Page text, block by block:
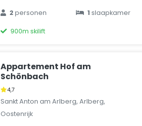
2personen 1slaapkamer
900m skilift
Appartement Hof am
Schönbach
4,7
Sankt Anton am Arlberg, Arlberg,
Oostenrijk